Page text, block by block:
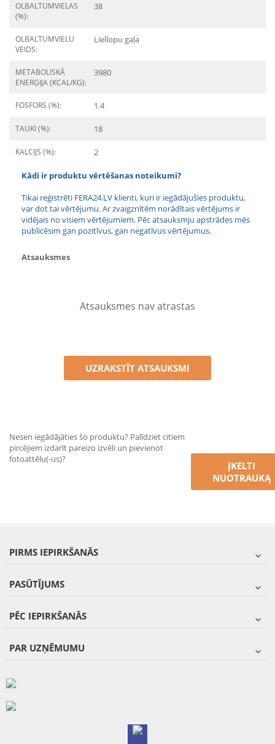
OLBALTUMVIELAS
(%):
38
OLBALTUMVIELU
VEIDS:
Liellopu gaļa
METABOLISKĀ
ENERĢIJA (KCAL/KG):
3980
FOSFORS (%): 1.4
TAUKI (%): 18
KALCIJS (%): 2
Kādi ir produktu vērtēšanas noteikumi?
Tikai reģistrēti FERA24.LV klienti, kuri ir iegādājušies produktu,
var dot tai vērtējumu. Ar zvaigznītēm norādītais vērtējums ir
vidējais no visiem vērtējumiem. Pēc atsauksmju apstrādes mēs
publicēsim gan pozitīvus, gan negatīvus vērtējumus.
Atsauksmes
Atsauksmes nav atrastas
UZRAKSTĪT ATSAUKSMI
Nesen iegādājāties šo produktu? Palīdziet citiem
pircējiem izdarīt pareizo izvēli un pievienot
fotoattēlu(-us)?
ĮKELTI
NUOTRAUKĄ
PIRMS IEPIRKŠANĀS
PASŪTĪJUMS
PĒC IEPIRKŠANĀS
PAR UZŅĒMUMU